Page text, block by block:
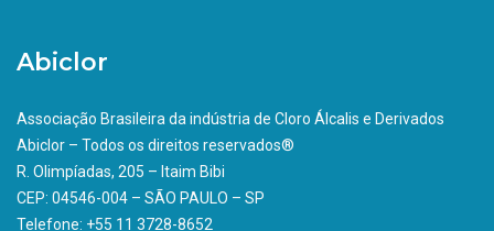
Abiclor
Associação Brasileira da indústria de Cloro Álcalis e Derivados
Abiclor – Todos os direitos reservados®
R. Olimpíadas, 205 – Itaim Bibi
CEP: 04546-004 – SÃO PAULO – SP
Telefone: +55 11 3728-8652